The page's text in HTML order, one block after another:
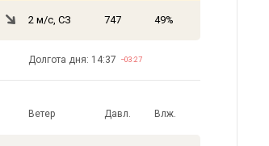
2 м/с, СЗ 747 49%
Долгота дня: 14:37 −03:27
Ветер Давл. Влж.